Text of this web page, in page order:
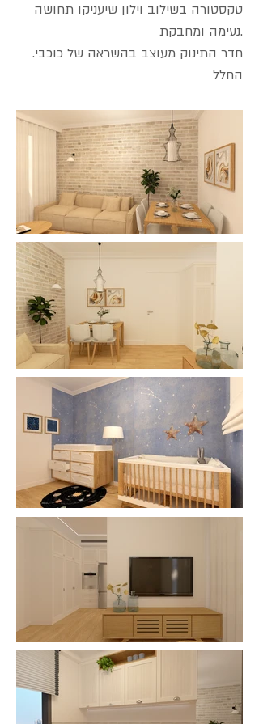
טקסטורה בשילוב וילון שיעניקו תחושה
נעימה ומחבקת.
.חדר התינוק מעוצב בהשראה של כוכבי
החלל